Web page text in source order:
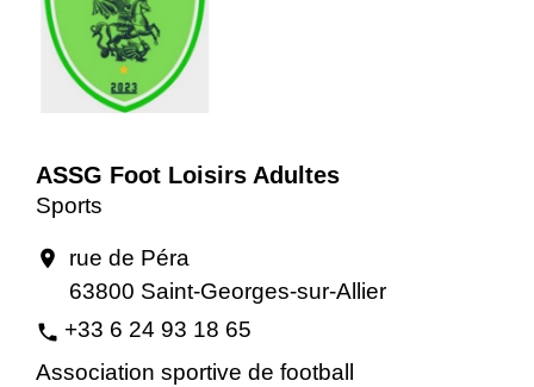
ASSG Foot Loisirs Adultes
Sports
location_on
rue de Péra
63800 Saint-Georges-sur-Allier
phone +33 6 24 93 18 65
Association sportive de football